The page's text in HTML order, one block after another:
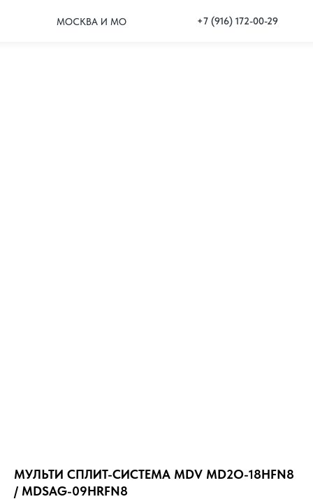
МОСКВА И МО +7 (916) 172-00-29
МУЛЬТИ СПЛИТ-СИСТЕМА MDV MD2O-18HFN8
/ MDSAG-09HRFN8